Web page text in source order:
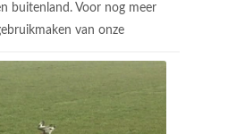
buitenland. Voor nog meer
van onze